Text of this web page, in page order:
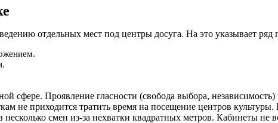
отдельных мест под центры досуга. На это указывает ряд
сфере. Проявление гласности (свобода выбора,
не приходится тратить время на посещение центров
смен из-за нехватки квадратных метров. Кабинеты не